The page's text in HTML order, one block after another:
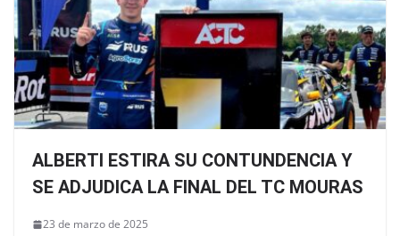
ALBERTI ESTIRA SU CONTUNDENCIA Y
SE ADJUDICA LA FINAL DEL TC MOURAS
23 de marzo de 2025